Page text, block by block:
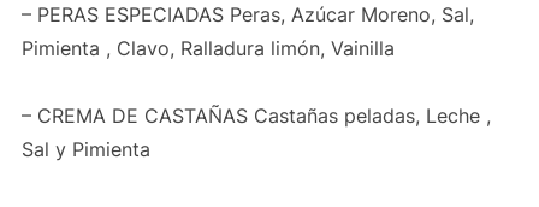
– PERAS ESPECIADAS Peras, Azúcar Moreno, Sal,
Pimienta , Clavo, Ralladura limón, Vainilla
– CREMA DE CASTAÑAS Castañas peladas, Leche ,
Sal y Pimienta